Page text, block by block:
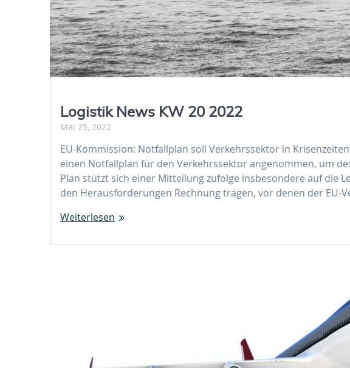
Logistik News KW 20 2022
Mai 25, 2022
EU-Kommission: Notfallplan soll Verkehrssektor in
einen Notfallplan für den Verkehrssektor angenommen, um
Plan stützt sich einer Mitteilung zufolge insbesondere auf die
den Herausforderungen Rechnung tragen, vor denen der EU-
Weiterlesen